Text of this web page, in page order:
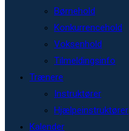
Børnehold
Konkurrencehold
Voksenhold
Tilmeldingsinfo
Trænere
Instruktører
Hjælpeinstruktører
Kalender